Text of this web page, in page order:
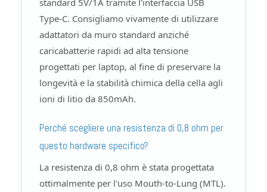
Type-C. Consigliamo vivamente di utilizzare
adattatori da muro standard anziché
caricabatterie rapidi ad alta tensione
progettati per laptop, al fine di preservare la
longevità e la stabilità chimica della cella agli
ioni di litio da 850mAh.
Perché scegliere una resistenza di 0,8 ohm per
questo hardware specifico?
La resistenza di 0,8 ohm è stata progettata
ottimalmente per l'uso Mouth-to-Lung (MTL).